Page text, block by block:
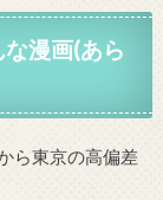
な漫画(あら
ら東京の高偏差